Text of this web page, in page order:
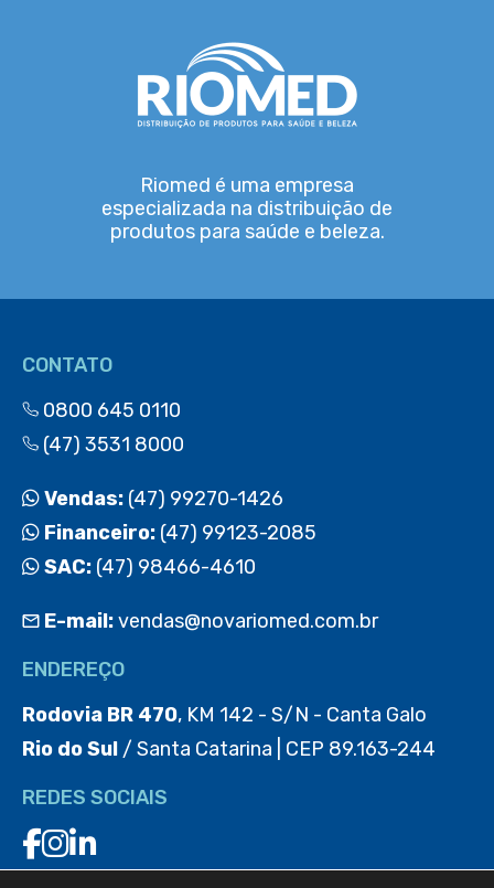
Riomed é uma empresa
especializada na distribuição de
produtos para saúde e beleza.
CONTATO
0800 645 0110
(47) 3531 8000
Vendas: (47) 99270-1426
Financeiro: (47) 99123-2085
SAC: (47) 98466-4610
E-mail:vendas@novariomed.com.br
ENDEREÇO
Rodovia BR 470, KM 142 - S/N - Canta Galo
Rio do Sul / Santa Catarina | CEP 89.163-244
REDES SOCIAIS